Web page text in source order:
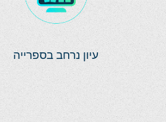
עיון נרחב בספרייה